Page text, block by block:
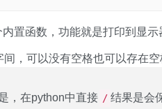
置函数，功能就是打印到显示
，可以没有空格也可以存在
，在python中直接 / 结果是会